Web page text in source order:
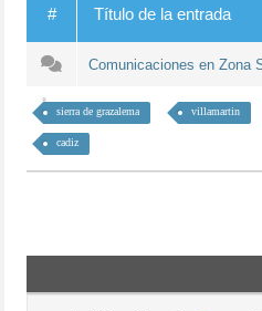
# Título de la entrada
Comunicaciones en Zona
sierra de grazalema villamartin
cadiz